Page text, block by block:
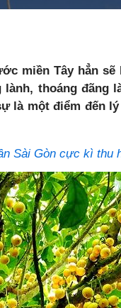
miền Tây hẳn sẽ
thoáng đãng
là một điểm đến
Sài Gòn cực kì thu